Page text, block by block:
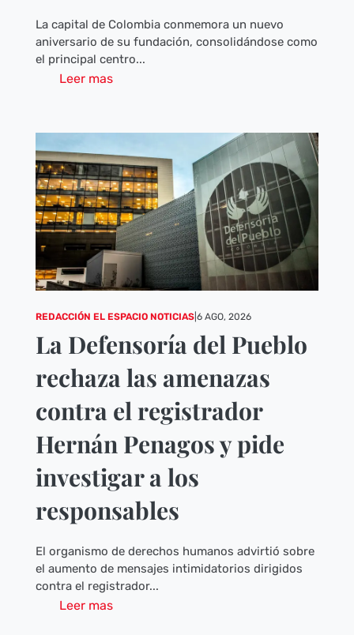
La capital de Colombia conmemora un nuevo
aniversario de su fundación, consolidándose como
el principal centro...
Leer mas
REDACCIÓN EL ESPACIO NOTICIAS| 6 AGO, 2026
La Defensoría del Pueblo
rechaza las amenazas
contra el registrador
Hernán Penagos y pide
investigar a los
responsables
El organismo de derechos humanos advirtió sobre
el aumento de mensajes intimidatorios dirigidos
contra el registrador...
Leer mas